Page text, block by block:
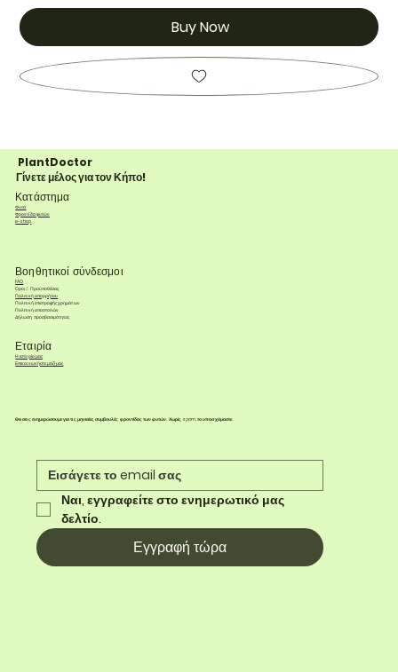
Buy Now
PlantDoctor
Γίνετε μέλος για τον Κήπο!
Κατάστημα
Φυτά
Φροντίδα φυτών
e-shop
Βοηθητικοί σύνδεσμοι
FAQ
Όροι & Προϋποθέσεις
Πολιτική απορρήτου
Πολιτική επιστροφής χρημάτων
Πολιτική αποστολών
Δήλωση προσβασιμότητας
Εταιρία
Η ιστορία μας
Επικοινωνήστε μαζί μας
Θα σας ενημερώσουμε για τις μηνιαίες συμβουλές φροντίδας των φυτών. Χωρίς spam, το υποσχόμαστε.
Ναι, εγγραφείτε στο ενημερωτικό μας
δελτίο.
Εγγραφή τώρα